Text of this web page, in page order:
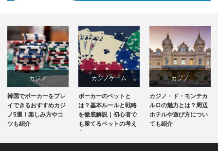
カジノ
韓国
韓国でポーカーをプレ
イできるおすすめカジ
ノ5選！楽しみ方やコ
ツも紹介
カジノゲーム
カジノ攻略法
ポーカーのベットと
は？基本ルールと戦略
を徹底解説｜初心者で
も勝てるベットの考え
カジノ
ホテル&リゾート
モナコ
カジノ・ド・モンテカ
ルロの魅力とは？周辺
ホテルや遊び方につい
ても紹介